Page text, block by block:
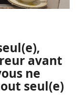
avant
ne
seul(e)